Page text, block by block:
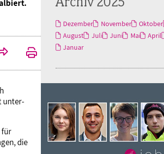
unter-
für
die
Dezember November Oktober
August
Juli Juni Mai April
Januar